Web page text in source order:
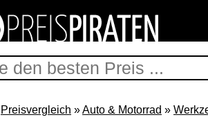
Preisvergleich »Auto & Motorrad »